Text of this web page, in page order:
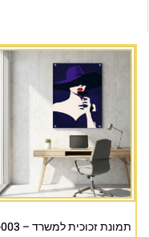
תמונת זכוכית למשרד – AU-003